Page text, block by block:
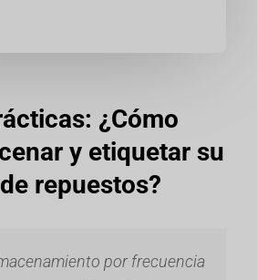
¿Cómo
y etiquetar su
repuestos?
por frecuencia